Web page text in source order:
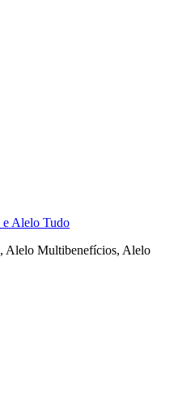
Alelo Tudo
Alelo Multibenefícios, Alelo